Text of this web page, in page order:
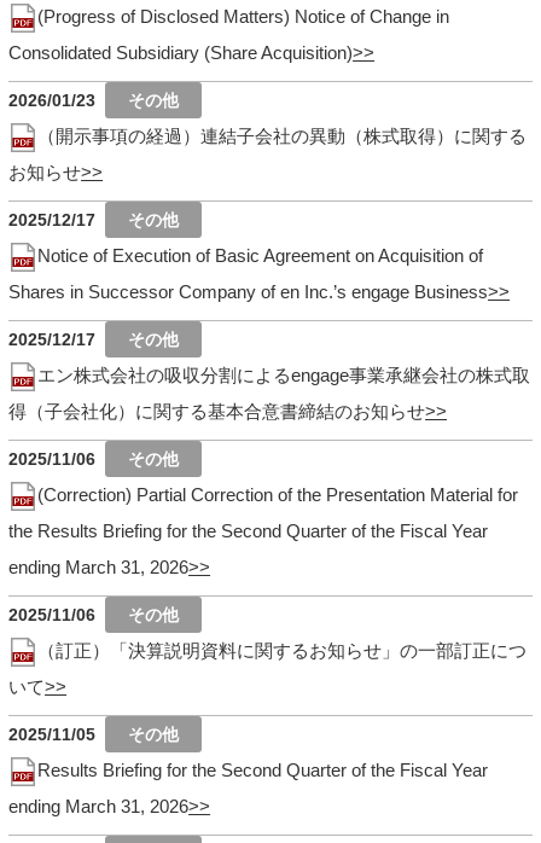
(Progress of Disclosed Matters) Notice of Change in
Consolidated Subsidiary (Share Acquisition)
2026/01/23
（開示事項の経過）連結子会社の異動（株式取得）に関する
お知らせ
2025/12/17
Notice of Execution of Basic Agreement on Acquisition of
Shares in Successor Company of en Inc.’s engage Business
2025/12/17
エン株式会社の吸収分割によるengage事業承継会社の株式取
得（子会社化）に関する基本合意書締結のお知らせ
2025/11/06
(Correction) Partial Correction of the Presentation Material for
the Results Briefing for the Second Quarter of the Fiscal Year
ending March 31, 2026
2025/11/06
（訂正）「決算説明資料に関するお知らせ」の一部訂正につ
いて
2025/11/05
Results Briefing for the Second Quarter of the Fiscal Year
ending March 31, 2026